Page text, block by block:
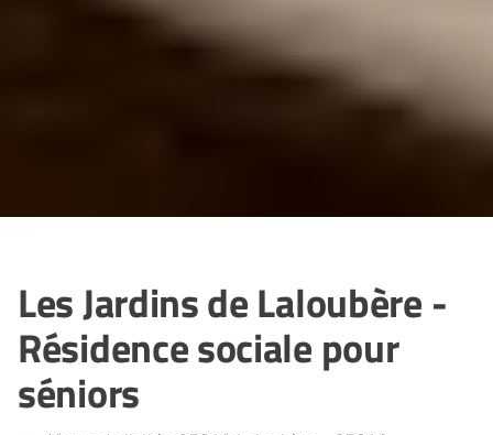
Les Jardins de Laloubère -
Résidence sociale pour
séniors